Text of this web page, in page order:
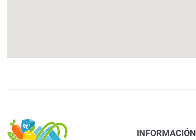
INFORMACIÓN